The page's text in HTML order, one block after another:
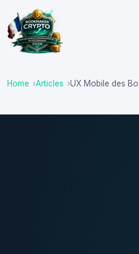
Home Articles UX Mobile des